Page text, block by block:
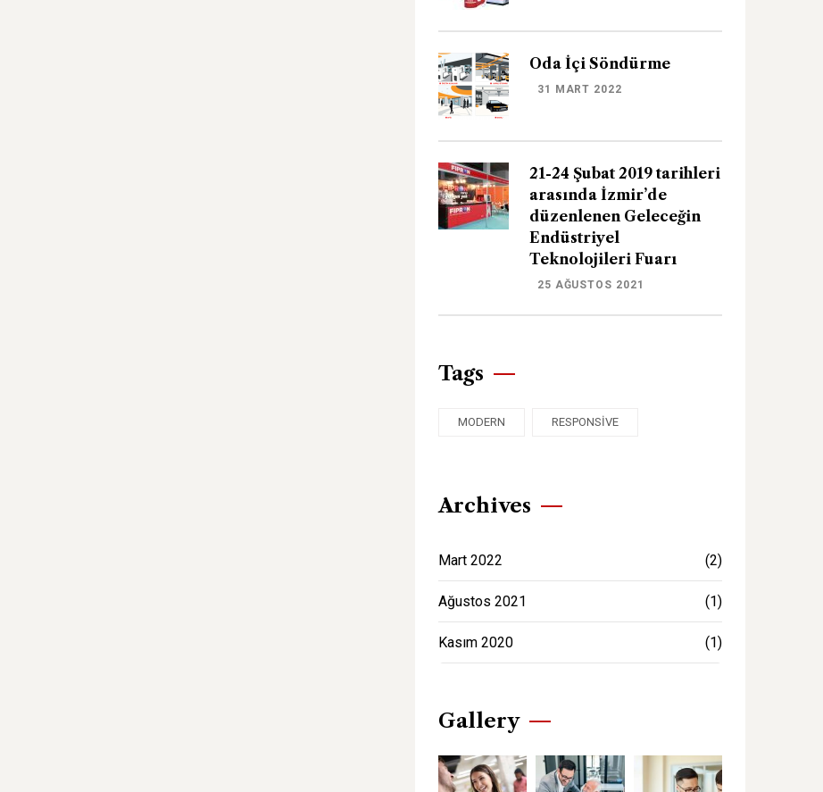
Oda İçi Söndürme
31 MART 2022
21-24 Şubat 2019 tarihleri
arasında İzmir’de
düzenlenen Geleceğin
Endüstriyel
Teknolojileri Fuarı
25 AĞUSTOS 2021
Tags
MODERN RESPONSIVE
Archives
Mart 2022 (2)
Ağustos 2021 (1)
Kasım 2020 (1)
Gallery